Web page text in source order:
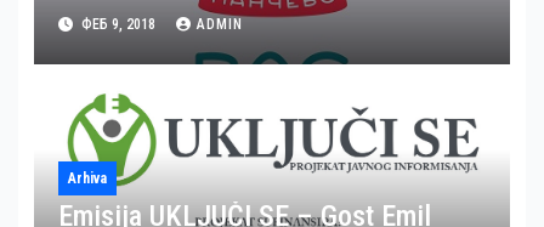
ФЕБ 9, 2018 ADMIN
Arhiva
Emisija UKLJUČI SE – Gost Emil